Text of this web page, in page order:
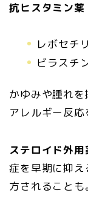
抗ヒスタミン薬
レボセチ
ビラスチ
かゆみや腫れを
アレルギー反応
ステロイド外用
症を早期に抑
方されることも